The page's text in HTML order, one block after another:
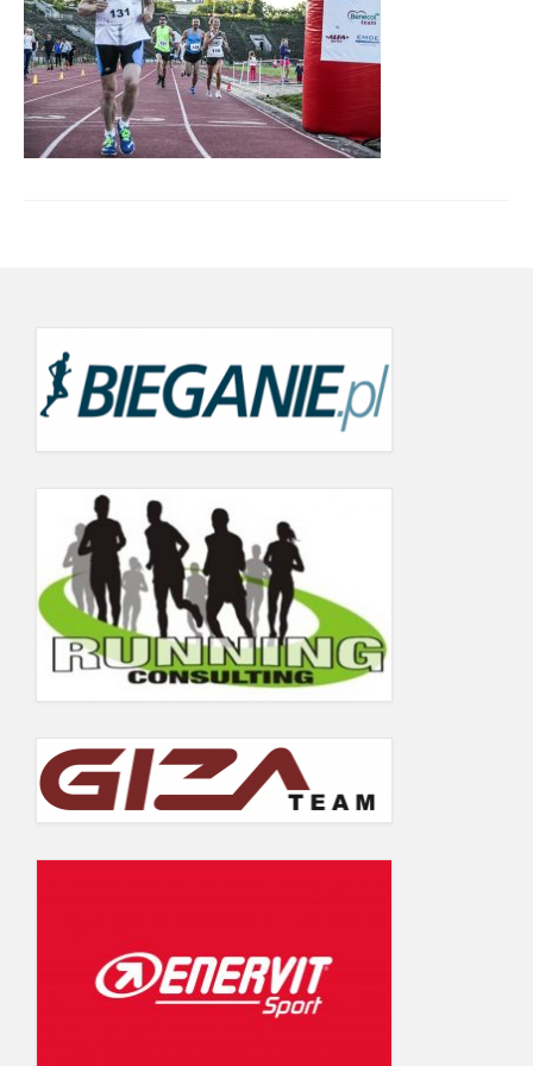
Wyniki cyklu 2022
wyniki 19.09.2022
21.06.2022
24.05.2022
20.06.2020
8.05.2019
5.06.2019
Wyniki Warsaw Track Cup 2018
Wyniki Warsaw Track Cup 2017
Wyniki Warsaw Track Cup 2016
Wyniki Warsaw Track Cup 2014
Wyniki Warsaw Track Cup 2013
KONTAKT